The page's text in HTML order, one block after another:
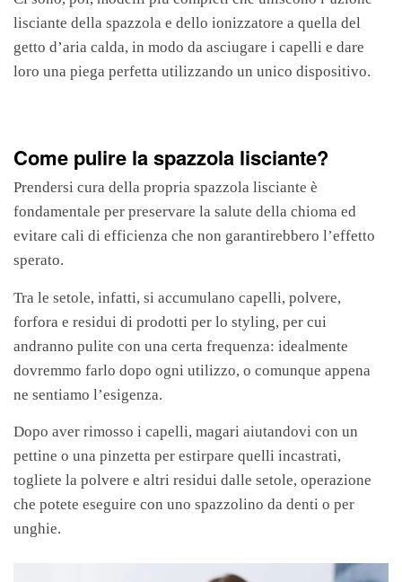
lisciante della spazzola e dello ionizzatore a quella del
getto d’aria calda, in modo da asciugare i capelli e dare
loro una piega perfetta utilizzando un unico dispositivo.
Come pulire la spazzola lisciante?
Prendersi cura della propria spazzola lisciante è
fondamentale per preservare la salute della chioma ed
evitare cali di efficienza che non garantirebbero l’effetto
sperato.
Tra le setole, infatti, si accumulano capelli, polvere,
forfora e residui di prodotti per lo styling, per cui
andranno pulite con una certa frequenza: idealmente
dovremmo farlo dopo ogni utilizzo, o comunque appena
ne sentiamo l’esigenza.
Dopo aver rimosso i capelli, magari aiutandovi con un
pettine o una pinzetta per estirpare quelli incastrati,
togliete la polvere e altri residui dalle setole, operazione
che potete eseguire con uno spazzolino da denti o per
unghie.